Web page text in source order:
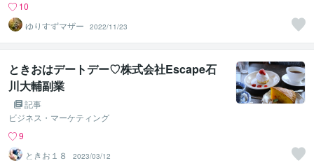
10
ゆりすずマザー
2022/11/23
ときおはデートデー♡株式会社Escape石
川大輔副業
記事
ビジネス・マーケティング
9
ときお１８
2023/03/12